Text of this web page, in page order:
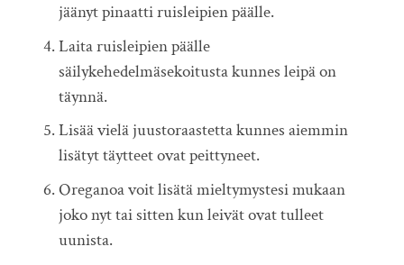
jäänyt pinaatti ruisleipien päälle.
Laita ruisleipien päälle
säilykehedelmäsekoitusta kunnes leipä on
täynnä.
Lisää vielä juustoraastetta kunnes aiemmin
lisätyt täytteet ovat peittyneet.
Oreganoa voit lisätä mieltymystesi mukaan
joko nyt tai sitten kun leivät ovat tulleet
uunista.